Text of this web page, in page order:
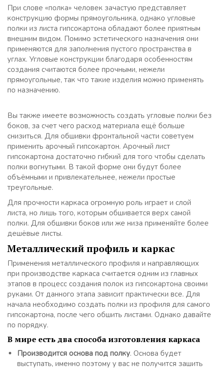
При слове «полка» человек зачастую представляет
конструкцию формы прямоугольника, однако угловые
полки из листа гипсокартона обладают более приятным
внешним видом. Помимо эстетического назначения они
применяются для заполнения пустого пространства в
углах. Угловые конструкции благодаря особенностям
создания считаются более прочными, нежели
прямоугольные, так что такие изделия можно применять
по назначению.
Вы также имеете возможность создать угловые полки без
боков, за счет чего расход материала ещё больше
снизиться. Для обшивки фронтальной части советуем
применить арочный гипсокартон. Арочный лист
гипсокартона достаточно гибкий для того чтобы сделать
полки вогнутыми. В такой форме они будут более
объёмными и привлекательнее, нежели простые
треугольные.
Для прочности каркаса огромную роль играет и слой
листа, но лишь того, которым обшивается верх самой
полки. Для обшивки боков или же низа применяйте более
дешёвые листы.
Металлический профиль и каркас
Применения металлического профиля и направляющих
при производстве каркаса считается одним из главных
этапов в процесс создания полок из гипсокартона своими
руками. От данного этапа зависит практически все. Для
начала необходимо создать полки из профиля для самого
гипсокартона, после чего обшить листами. Однако давайте
по порядку.
В мире есть два способа изготовления каркаса
Производится основа под полку. Основа будет
выступать, именно поэтому у вас не получится зашить